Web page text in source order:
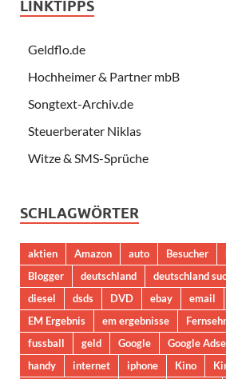
LINKTIPPS
Geldflo.de
Hochheimer & Partner mbB
Songtext-Archiv.de
Steuerberater Niklas
Witze & SMS-Sprüche
SCHLAGWÖRTER
aktien Amazon auto Besucher
Blogger
deutschland
deutschland
diesel
dsds DVD ebay email
EM Ergebnis
em ergebnisse
fussball
geld Google Google
handy
internet iphone Kino